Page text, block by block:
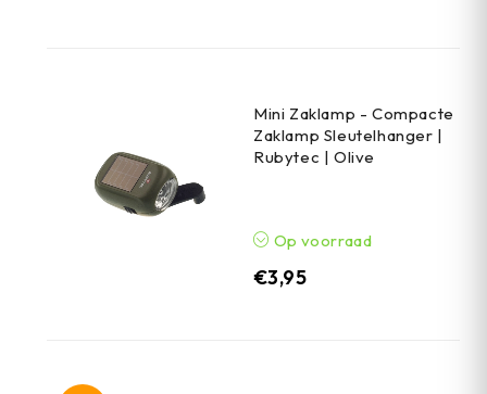
Mini Zaklamp - Compacte
Zaklamp Sleutelhanger |
Rubytec | Olive
Op voorraad
€3,95